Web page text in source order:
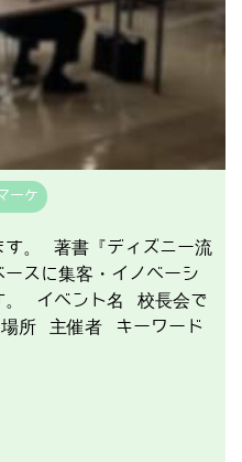
ーケ
す。 著書『ディズニー流
スに集客・イノベーシ
。 イベント名 校長会で
所 主催者 キーワード